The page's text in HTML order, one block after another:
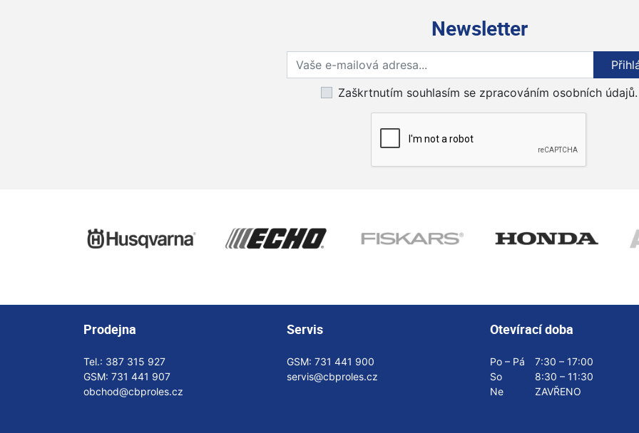
Newsletter
Přihlaste se k odběru novinek
Zaškrtnutím souhlasím se zpracováním osobních údajů.
Prodejna
Tel.: 387 315 927
GSM: 731 441 907
obchod@cbproles.cz
Servis
GSM: 731 441 900
servis@cbproles.cz
Otevírací doba
Po – Pá
7:30 – 17:00
So
8:30 – 11:30
Ne
ZAVŘENO